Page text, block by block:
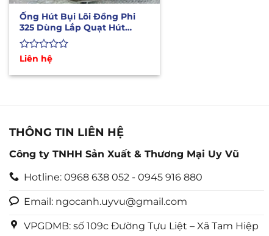
Ống Hút Bụi Lõi Đồng Phi
325 Dùng Lắp Quạt Hút
Công Nghiệp
Được
hạng
Liên hệ
THÔNG TIN LIÊN HỆ
Công ty TNHH Sản Xuất & Thương Mại Uy Vũ
Hotline: 0968 638 052 - 0945 916 880
Email: ngocanh.uyvu@gmail.com
VPGDMB: số 109c Đường Tựu Liệt – Xã Tam Hiệp